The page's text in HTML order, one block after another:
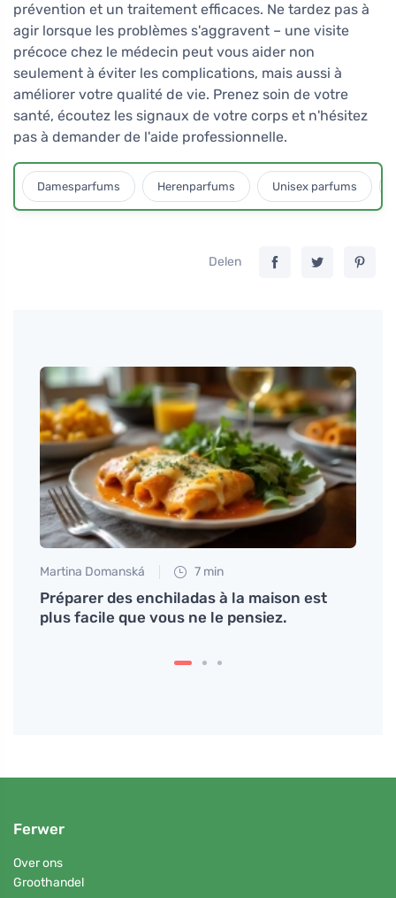
prévention et un traitement efficaces. Ne tardez pas à
agir lorsque les problèmes s'aggravent – une visite
précoce chez le médecin peut vous aider non
seulement à éviter les complications, mais aussi à
améliorer votre qualité de vie. Prenez soin de votre
santé, écoutez les signaux de votre corps et n'hésitez
pas à demander de l'aide professionnelle.
Damesparfums Herenparfums Unisex parfums
Delen
Martina Domanská 7 min
Préparer des enchiladas à la maison est
plus facile que vous ne le pensiez.
Ferwer
Over ons
Groothandel